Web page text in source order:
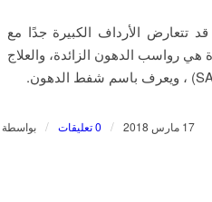
الأرداف الكبيرة جدًا مع
هي رواسب الدهون الزائدة، والعلاج
17 مارس 2018 / 0 تعليقات / بواسطة